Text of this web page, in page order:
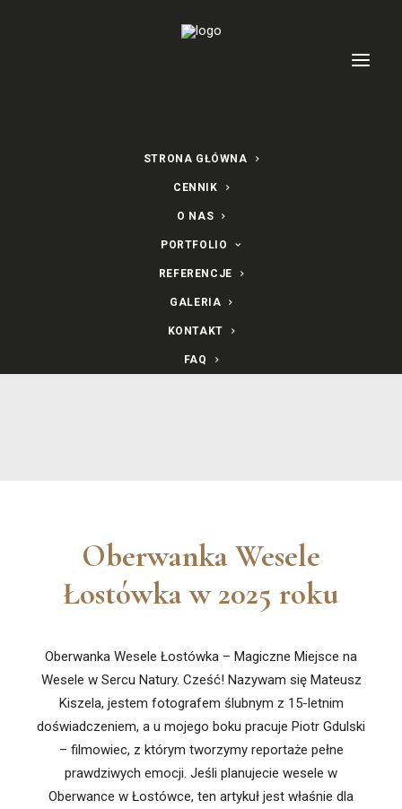
STRONA GŁÓWNA
CENNIK
O NAS
PORTFOLIO
REFERENCJE
GALERIA
KONTAKT
FAQ
Oberwanka Wesele
Łostówka w 2025 roku
Oberwanka Wesele
Łostówka w 2025 roku
Oberwanka Wesele Łostówka – Magiczne Miejsce na
Wesele w Sercu Natury. Cześć! Nazywam się Mateusz
Kiszela, jestem fotografem ślubnym z 15-letnim
doświadczeniem, a u mojego boku pracuje Piotr Gdulski
– filmowiec, z którym tworzymy reportaże pełne
prawdziwych emocji. Jeśli planujecie wesele w
Oberwance w Łostówce, ten artykuł jest właśnie dla